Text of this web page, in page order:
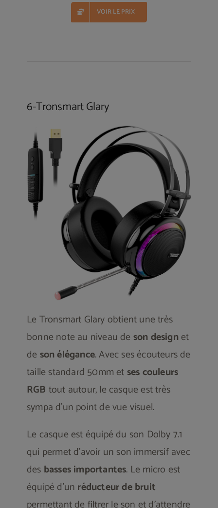
VOIR LE PRIX
6-Tronsmart Glary
Le Tronsmart Glary obtient une très
bonne note au niveau de son designet
de son élégance. Avec ses écouteurs de
taille standard 50mm etses couleurs
RGB tout autour, le casque est très
sympa d’un point de vue visuel.
Le casque est équipé du son Dolby 7.1
qui permet d’avoir un son immersif avec
des basses importantes. Le micro est
équipé d’un réducteur de bruit
permettant de filtrer le son et d’attendre